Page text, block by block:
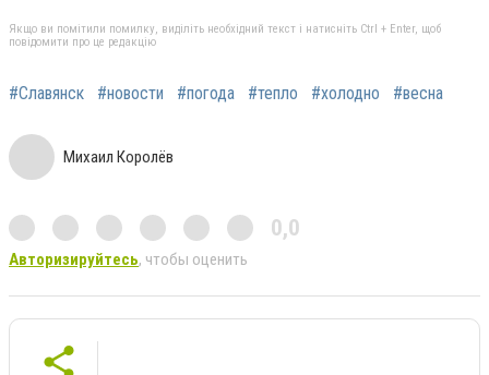
Якщо ви помітили помилку, виділіть необхідний текст і натисніть Ctrl + Enter, щоб
повідомити про це редакцію
#Славянск #новости #погода #тепло #холодно #весна
Михаил Королёв
0,0
Авторизируйтесь, чтобы оценить